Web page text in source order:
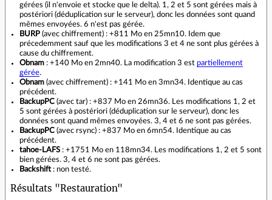
gérées (il n'envoie et stocke que le delta). 1, 2 et 5 sont gérées mais à
postériori (déduplication sur le serveur), donc les données sont quand
mêmes envoyées. 6 n'est pas gérée.
BURP (avec chiffrement) : +811 Mo en 25mn10. Idem que
précedemment sauf que les modifications 3 et 4 ne sont plus gérées à
cause du chiffrement.
Obnam : +140 Mo en 2mn40. La modification 3 est partiellement
gérée.
Obnam (avec chiffrement) : +141 Mo en 3mn34. Identique au cas
précédent.
BackupPC (avec tar) : +837 Mo en 26mn36. Les modifications 1, 2 et
5 sont gérées à postériori (déduplication sur le serveur), donc les
données sont quand mêmes envoyées. 3, 4 et 6 ne sont pas gérées.
BackupPC (avec rsync) : +837 Mo en 6mn54. Identique au cas
précédent.
tahoe-LAFS : +1751 Mo en 118mn34. Les modifications 1, 2 et 5 sont
bien gérées. 3, 4 et 6 ne sont pas gérées.
Backshift: non testé.
Résultats "Restauration"